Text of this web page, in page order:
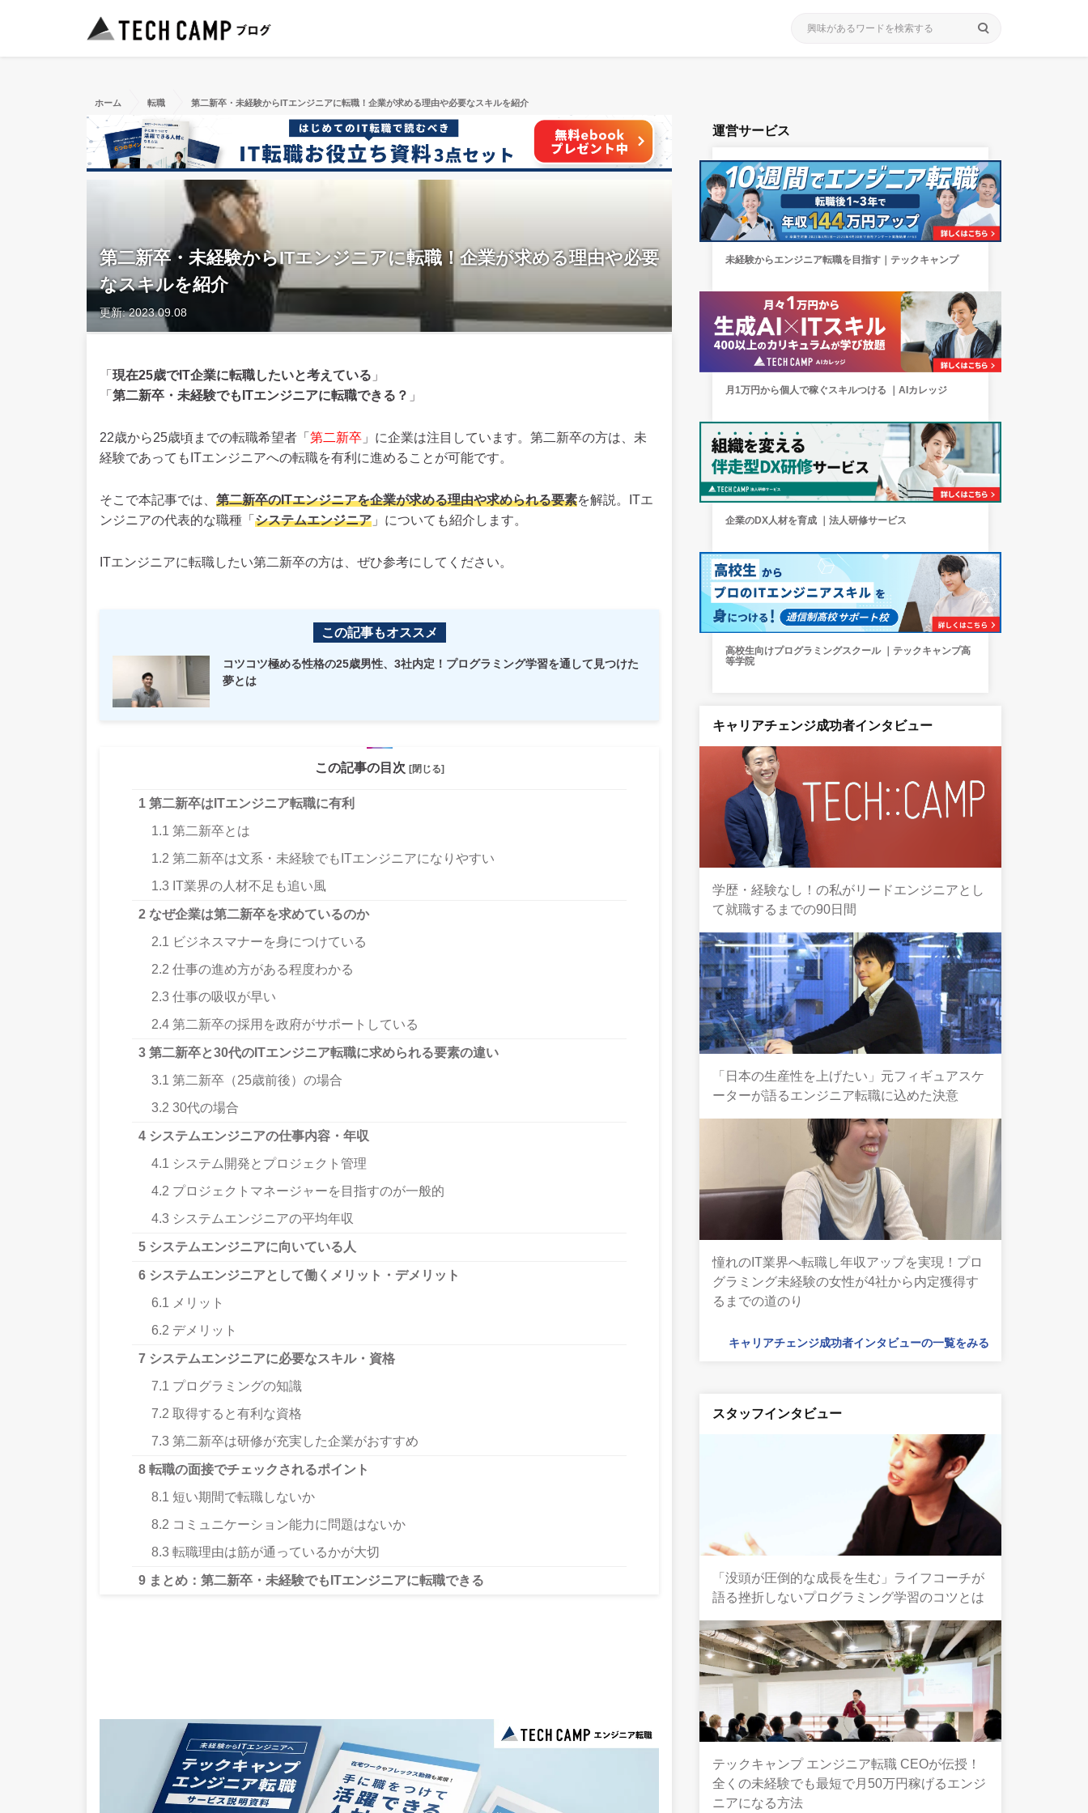
search
ホーム 転職 第二新卒・未経験からITエンジニアに転職！企業が求める理由や必要なスキルを紹介
第二新卒・未経験からITエンジニアに転職！企業が求める理由や必要
なスキルを紹介
更新: 2023.09.08
「 現在25歳でIT企業に転職したいと考えている 」
「 第二新卒・未経験でもITエンジニアに転職できる？ 」
22歳から25歳頃までの転職希望者「 第二新卒 」に企業は注目しています。第二新卒の方は、未
経験であってもITエンジニアへの転職を有利に進めることが可能です。
そこで本記事では、 第二新卒のITエンジニアを企業が求める理由や求められる要素を解説。ITエ
ンジニアの代表的な職種「 システムエンジニア 」についても紹介します。
ITエンジニアに転職したい第二新卒の方は、ぜひ参考にしてください。
この記事もオススメ
コツコツ極める性格の25歳男性、3社内定！プログラミング学習を通して見つけた
夢とは
この記事の目次 [閉じる]
1 第二新卒はITエンジニア転職に有利
1.1 第二新卒とは
1.2 第二新卒は文系・未経験でもITエンジニアになりやすい
1.3 IT業界の人材不足も追い風
2 なぜ企業は第二新卒を求めているのか
2.1 ビジネスマナーを身につけている
2.2 仕事の進め方がある程度わかる
2.3 仕事の吸収が早い
2.4 第二新卒の採用を政府がサポートしている
3 第二新卒と30代のITエンジニア転職に求められる要素の違い
3.1 第二新卒（25歳前後）の場合
3.2 30代の場合
4 システムエンジニアの仕事内容・年収
4.1 システム開発とプロジェクト管理
4.2 プロジェクトマネージャーを目指すのが一般的
4.3 システムエンジニアの平均年収
5 システムエンジニアに向いている人
6 システムエンジニアとして働くメリット・デメリット
6.1 メリット
6.2 デメリット
7 システムエンジニアに必要なスキル・資格
7.1 プログラミングの知識
7.2 取得すると有利な資格
7.3 第二新卒は研修が充実した企業がおすすめ
8 転職の面接でチェックされるポイント
8.1 短い期間で転職しないか
8.2 コミュニケーション能力に問題はないか
8.3 転職理由は筋が通っているかが大切
9 まとめ：第二新卒・未経験でもITエンジニアに転職できる
運営サービス
未経験からエンジニア転職を目指す｜テックキャンプ
月1万円から個人で稼ぐスキルつける ｜AIカレッジ
企業のDX人材を育成 ｜法人研修サービス
高校生向けプログラミングスクール ｜テックキャンプ高
等学院
キャリアチェンジ成功者インタビュー
学歴・経験なし！の私がリードエンジニアとし
て就職するまでの90日間
「日本の生産性を上げたい」元フィギュアスケ
ーターが語るエンジニア転職に込めた決意
憧れのIT業界へ転職し年収アップを実現！プロ
グラミング未経験の女性が4社から内定獲得す
るまでの道のり
キャリアチェンジ成功者インタビューの一覧をみる
スタッフインタビュー
「没頭が圧倒的な成長を生む」ライフコーチが
語る挫折しないプログラミング学習のコツとは
テックキャンプ エンジニア転職 CEOが伝授！
全くの未経験でも最短で月50万円稼げるエンジ
ニアになる方法